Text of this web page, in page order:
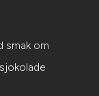
smak om